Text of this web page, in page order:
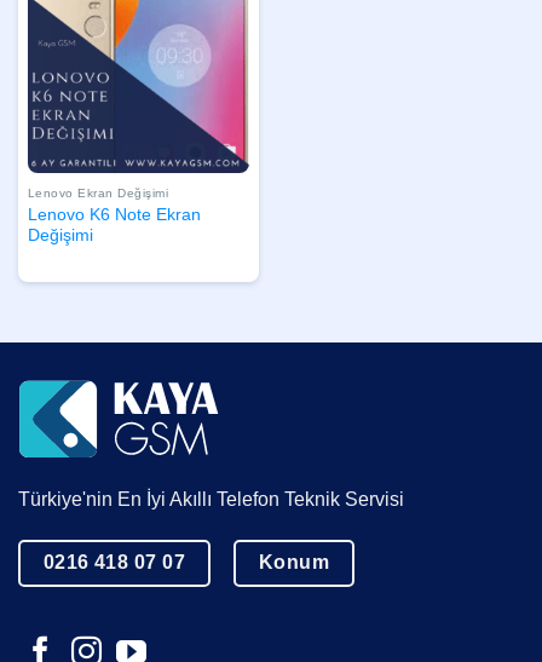
Lenovo Ekran Değişimi
Lenovo K6 Note Ekran
Değişimi
Türkiye'nin En İyi Akıllı Telefon Teknik Servisi
0216 418 07 07 Konum